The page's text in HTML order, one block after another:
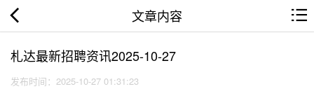
文章内容
札达最新招聘资讯2025-10-27
发布时间：2025-10-27 01:31:23